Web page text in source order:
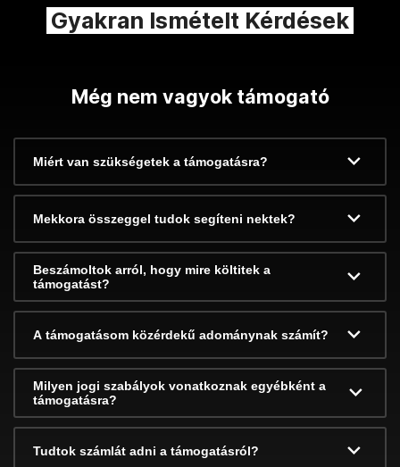
Gyakran Ismételt Kérdések
Még nem vagyok támogató
Miért van szükségetek a támogatásra?
Mekkora összeggel tudok segíteni nektek?
Beszámoltok arról, hogy mire költitek a
támogatást?
A támogatásom közérdekű adománynak számít?
Milyen jogi szabályok vonatkoznak egyébként a
támogatásra?
Tudtok számlát adni a támogatásról?